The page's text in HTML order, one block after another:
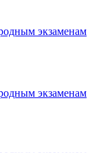
экзаменам
экзаменам